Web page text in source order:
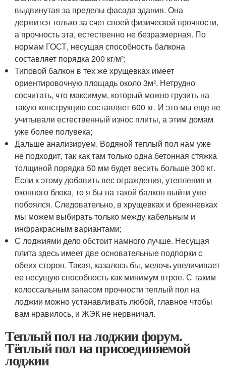
выдвинутая за пределы фасада здания. Она
держится только за счет своей физической прочности,
а прочность эта, естественно не безразмерная. По
нормам ГОСТ, несущая способность балкона
составляет порядка 200 кг/м²;
Типовой балкон в тех же хрущевках имеет
ориентировочную площадь около 3м². Нетрудно
сосчитать, что максимум, который можно грузить на
такую конструкцию составляет 600 кг. И это мы еще не
учитывали естественный износ плиты, а этим домам
уже более полувека;
Дальше анализируем. Водяной теплый пол нам уже
не подходит, так как там только одна бетонная стяжка
толщиной порядка 50 мм будет весить больше 300 кг.
Если к этому добавить вес ограждения, утепления и
оконного блока, то я бы на такой балкон выйти уже
побоялся. Следовательно, в хрущевках и брежневках
мы можем выбирать только между кабельным и
инфракрасным вариантами;
С лоджиями дело обстоит намного лучше. Несущая
плита здесь имеет две основательные подпорки с
обеих сторон. Такая, казалось бы, мелочь увеличивает
ее несущую способность как минимум втрое. С таким
колоссальным запасом прочности теплый пол на
лоджии можно устанавливать любой, главное чтобы
вам нравилось, и ЖЭК не нервничал.
Теплый пол на лоджии форум.
Тёплый пол на присоединяемой
лоджии